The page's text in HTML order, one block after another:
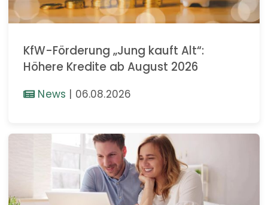
KfW-Förderung „Jung kauft Alt“:
Höhere Kredite ab August 2026
News | 06.08.2026